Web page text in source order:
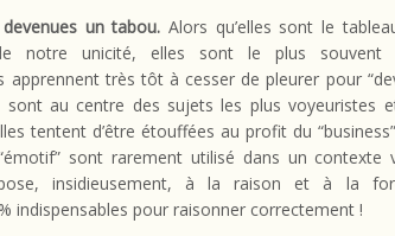
un tabou. Alors qu’elles sont le
notre unicité, elles sont le plus souvent
apprennent très tôt à cesser de pleurer pour
sont au centre des sujets les plus voyeuristes
tentent d’être étouffées au profit du
sont rarement utilisé dans un contexte
insidieusement, à la raison et à la
indispensables pour raisonner correctement !